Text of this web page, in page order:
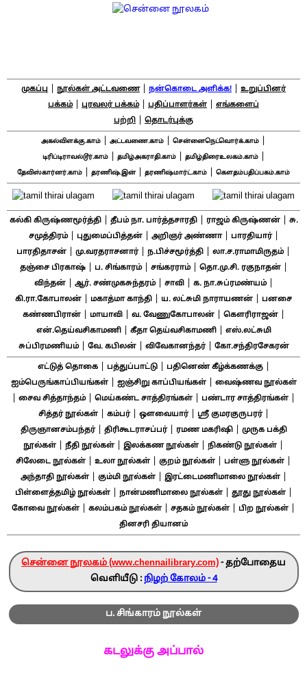
முகப்பு நூல்கள் அட்டவணை| நன்கொடை அளிக்க!
உறுப்பினர்
பக்கம்| புரவலர் பக்கம்| பதிப்பாளர்கள்
எங்களைப்
பற்றி
தொடர்புக்கு
அகல்விளக்கு.காம் அட்டவணை.காம் சென்னைநெட்வொர்க்.காம்
டிரிப்டிராவல்டூர்.காம்| தமிழ்அகராதி.காம்| தமிழ்திரைஉலகம்.காம்|
தேவிஸ்கார்னர்.காம் தரணிஷ்.இன்| தரணிஷ்மார்ட்.காம் கௌதம்பதிப்பகம்.காம்
கல்கி கிருஷ்ணமூர்த்தி| தீபம் நா. பார்த்தசாரதி| ராஜம் கிருஷ்ணன்|
சு.
சமுத்திரம்| புதுமைப்பித்தன்| அறிஞர் அண்ணா| பாரதியார்|
பாரதிதாசன் மு.வரதராசனார்| ந.பிச்சமூர்த்தி லா.ச.ராமாமிருதம்|
தஞ்சை பிரகாஷ்| ப. சிங்காரம்| சங்கரராம்| தொ.மு.சி. ரகுநாதன்|
விந்தன்| ஆர். சண்முகசுந்தரம்| சாவி| க. நா.சுப்ரமண்யம்|
கி.ரா.கோபாலன் மகாத்மா காந்தி ய. லட்சுமி நாராயணன்
பனசை
கண்ணபிரான்| மாயாவி| வ. வேணுகோபாலன்| கௌரிராஜன்|
என்.தெய்வசிகாமணி| கீதா தெய்வசிகாமணி|
எஸ்.லட்சுமி
சுப்பிரமணியம்| வே. கபிலன்| விவேகானந்தர்| கோ.சந்திரசேகரன்
எட்டுத் தொகை| பத்துப்பாட்டு| பதினெண் கீழ்க்கணக்கு|
ஐம்பெருங்காப்பியங்கள்| ஐஞ்சிறு காப்பியங்கள்| வைஷ்ணவ நூல்கள்
சைவ சித்தாந்தம்| மெய்கண்ட சாத்திரங்கள் பண்டார சாத்திரங்கள்
சித்தர் நூல்கள்| கம்பர்| ஔவையார்| ஸ்ரீ குமரகுருபரர்|
திருஞானசம்பந்தர்| திரிகூடராசப்பர்| ரமண மகரிஷி|
முருக பக்தி
நூல்கள்
நீதி நூல்கள் இலக்கண நூல்கள் நிகண்டு நூல்கள்
சிலேடை நூல்கள் உலா நூல்கள் குறம் நூல்கள் பள்ளு நூல்கள்
அந்தாதி நூல்கள்| கும்மி நூல்கள்| இரட்டைமணிமாலை நூல்கள்|
பிள்ளைத்தமிழ் நூல்கள்| நான்மணிமாலை நூல்கள்| தூது நூல்கள்|
கோவை நூல்கள் கலம்பகம் நூல்கள் சதகம் நூல்கள் பிற நூல்கள்
தினசரி தியானம்
சென்னை நூலகம் (www.chennailibrary.com)- தற்போதைய
வெளியீடு : நிழற் கோலம் - 4
ப. சிங்காரம் நூல்கள்
கடலுக்கு அப்பால்